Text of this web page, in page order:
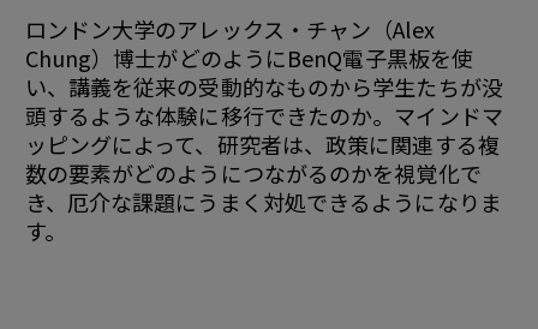
ロンドン大学のアレックス・チャン（Alex
Chung）博士がどのようにBenQ電子黒板を使
い、講義を従来の受動的なものから学生たちが没
頭するような体験に移行できたのか。マインドマ
ッピングによって、研究者は、政策に関連する複
数の要素がどのようにつながるのかを視覚化で
き、厄介な課題にうまく対処できるようになりま
す。